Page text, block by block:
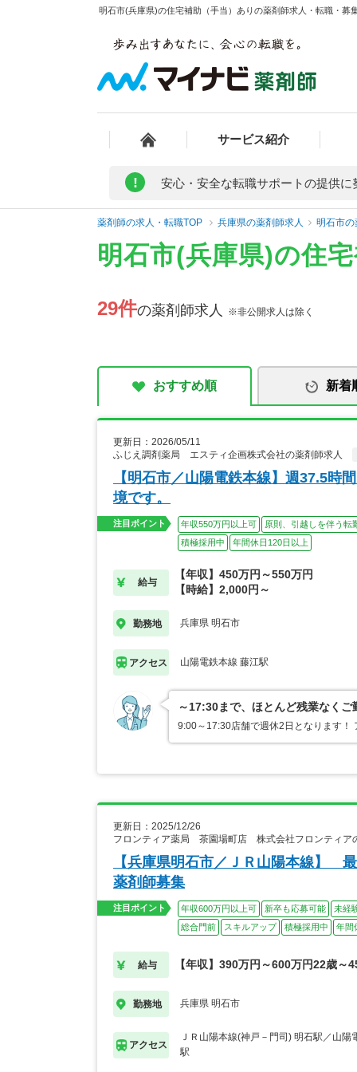
明石市(兵庫県)の住宅補助（手当）ありの薬剤師求人・転職・募
サービス紹介
! 安心・安全な転職サポートの提供に
薬剤師の求人・転職TOP 兵庫県の薬剤師求人 明石市の
明石市(兵庫県)の住
29件の薬剤師求人 ※非公開求人は除く
おすすめ順 新着
更新日：2026/05/11
ふじえ調剤薬局 エスティ企画株式会社の薬剤師求人
【明石市／山陽電鉄本線】週37.5時
境です。
注目ポイント 年収550万円以上可
原則、引越しを伴う転
積極採用中
年間休日120日以上
給与
【年収】450万円～550万円
【時給】2,000円～
勤務地 兵庫県 明石市
アクセス 山陽電鉄本線 藤江駅
～17:30まで、ほとんど残業なく
9:00～17:30店舗で週休2日となります！
更新日：2025/12/26
フロンティア薬局 茶園場町店 株式会社フロンティア
【兵庫県明石市／ＪＲ山陽本線】
薬剤師募集
注目ポイント 年収600万円以上可 新卒も応募可能
未経
総合門前
スキルアップ 積極採用中 年間
給与 【年収】390万円～600万円22歳～
勤務地 兵庫県 明石市
アクセス
ＪＲ山陽本線(神戸－門司) 明石駅／山陽
駅